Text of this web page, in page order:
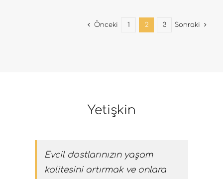
Önceki 1 2 3 Sonraki
Yetişkin
Evcil dostlarınızın yaşam
kalitesini artırmak ve onlara